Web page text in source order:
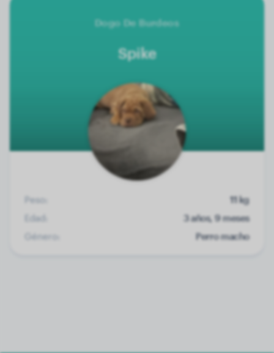
Dogo De Burdeos
Spike
Peso:
11 kg
Edad:
3 años, 9 meses
Género:
Perro macho